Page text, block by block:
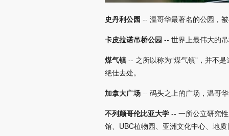
史丹利公园 -- 温哥华最著名的公园，
卡皮拉诺吊桥公园 -- 世界上最伟大的
煤气镇 -- 之所以称为“煤气镇”，并不
绝佳去处。
加拿大广场 -- 码头之上的广场，温哥
不列颠哥伦比亚大学 -- 一所公立研究
馆、UBC植物园、亚洲文化中心、地